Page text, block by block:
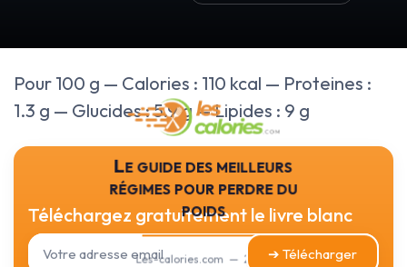
Pour 100 g — Calories : 110 kcal — Proteines :
1.3 g — Glucides : 5.9 g — Lipides : 9 g
Le guide des meilleurs
régimes pour perdre du
poids
Les-calories.com — 2026
Téléchargez gratuitement le livre blanc
➔ Télécharger